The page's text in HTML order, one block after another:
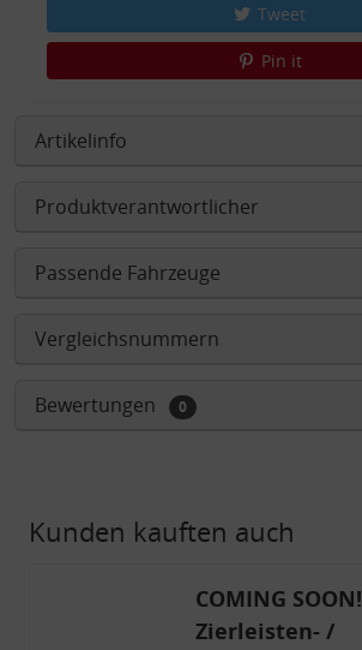
Tweet
Pin it
Artikelinfo
Produktverantwortlicher
Passende Fahrzeuge
Vergleichsnummern
Bewertungen 0
Kunden kauften auch
COMING SOON!
Zierleisten- /